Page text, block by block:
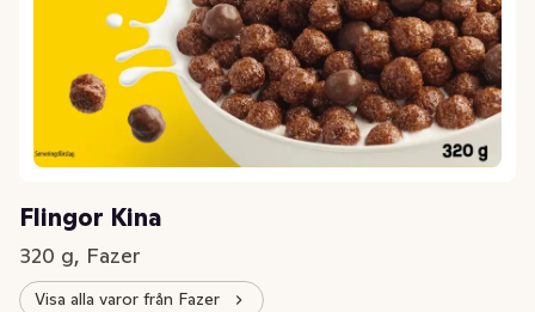
Flingor Kina
320 g, Fazer
Visa alla varor från Fazer